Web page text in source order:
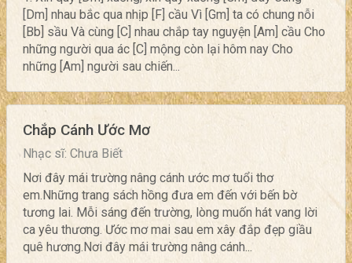
[Dm] nhau bắc qua nhịp [F] cầu Vì [Gm] ta có chung nỗi
[Bb] sầu Và cùng [C] nhau chắp tay nguyện [Am] cầu Cho
những người qua ác [C] mộng còn lại hôm nay Cho
những [Am] người sau chiến...
Chắp Cánh Ước Mơ
Nhạc sĩ: Chưa Biết
Nơi đây mái trường nâng cánh ước mơ tuổi thơ
em.Những trang sách hồng đưa em đến với bến bờ
tương lai. Mỗi sáng đến trường, lòng muốn hát vang lời
ca yêu thương. Ước mơ mai sau em xây đắp đẹp giầu
quê hương.Nơi đây mái trường nâng cánh...